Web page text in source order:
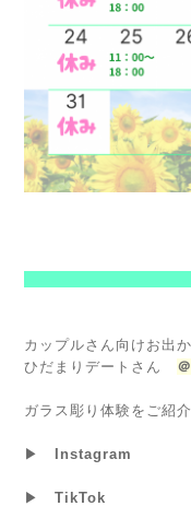
カップルさん向けお出
ひだまりデートさん
ガラス彫り体験をご紹
▶ Instagram
▶ TikTok